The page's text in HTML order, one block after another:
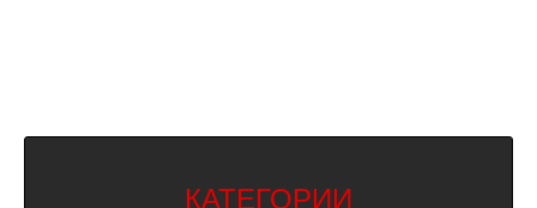
КАТЕГОРИИ